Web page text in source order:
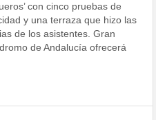
con cinco pruebas de
y una terraza que hizo las
de los asistentes. Gran
de Andalucía ofrecerá